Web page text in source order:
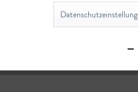
nicht überschreiten.